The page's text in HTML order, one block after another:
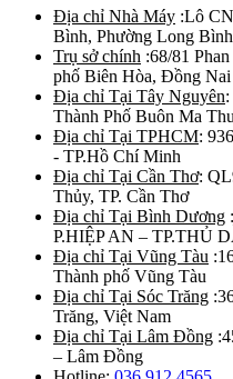
Địa chỉ Nhà Máy :Lô
Bình, Phường Long
Trụ sở chính :68/81
phố Biên Hòa, Đồng Nai
Địa chỉ Tại Tây Nguyên
Thành Phố Buôn Ma
Địa chỉ Tại TPHCM:
- TP.Hồ Chí Minh
Địa chỉ Tại Cần Thơ:
Thủy, TP. Cần Thơ
Địa chỉ Tại Bình Dương
P.HIỆP AN – TP.THỦ
Địa chỉ Tại Vũng Tàu
Thành phố Vũng Tàu
Địa chỉ Tại Sóc Trăng
Trăng, Việt Nam
Địa chỉ Tại Lâm Đồng
– Lâm Đồng